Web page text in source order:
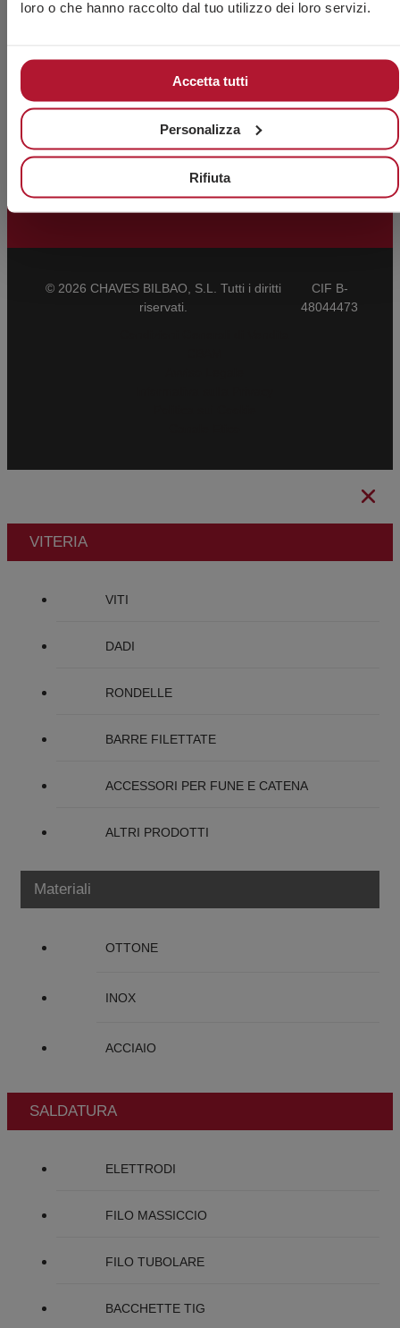
loro o che hanno raccolto dal tuo utilizzo dei loro servizi.
Accetta tutti
Personalizza
Rifiuta
Polígono Trápaga-Ugarte
VEDI MAPPA
Filo massiccio
Filo tubolare
Bacchette tig
© 2026 CHAVES BILBAO, S.L. Tutti i diritti
riservati.
CIF B-
48044473
VITERIA
VITI
DADI
RONDELLE
BARRE FILETTATE
ACCESSORI PER FUNE E CATENA
ALTRI PRODOTTI
Materiali
OTTONE
INOX
ACCIAIO
SALDATURA
ELETTRODI
FILO MASSICCIO
FILO TUBOLARE
BACCHETTE TIG